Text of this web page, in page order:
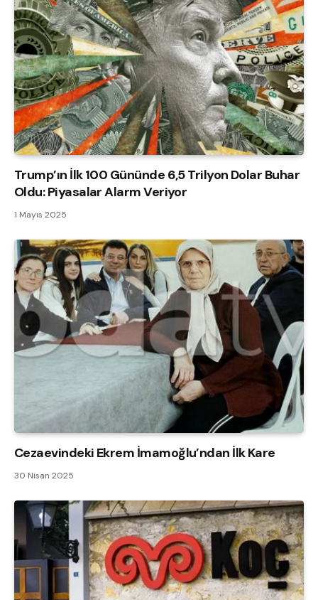
Trump’ın İlk 100 Gününde 6,5 Trilyon Dolar Buhar
Oldu: Piyasalar Alarm Veriyor
1 Mayıs 2025
Cezaevindeki Ekrem İmamoğlu’ndan İlk Kare
30 Nisan 2025